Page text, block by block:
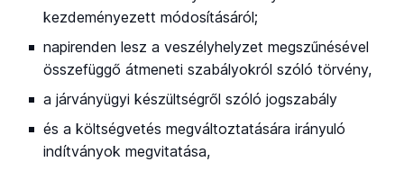
kezdeményezett módosításáról;
napirenden lesz a veszélyhelyzet megszűnésével
összefüggő átmeneti szabályokról szóló törvény,
a járványügyi készültségről szóló jogszabály
és a költségvetés megváltoztatására irányuló
indítványok megvitatása,